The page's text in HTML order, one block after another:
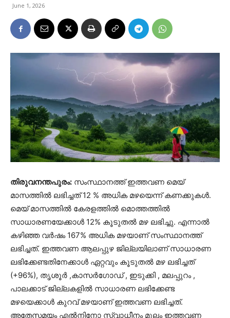
June 1, 2026
തിരുവനന്തപുരം: സംസ്ഥാനത്ത് ഇത്തവണ മെയ്
മാസത്തിൽ ലഭിച്ചത് 12 % അധിക മഴയെന്ന് കണക്കുകൾ.
മെയ് മാസത്തിൽ കേരളത്തിൽ മൊത്തത്തിൽ
സാധാരണയേക്കാൾ 12% കൂടുതൽ മഴ ലഭിച്ചു. എന്നാൽ
കഴിഞ്ഞ വർഷം 167% അധിക മഴയാണ് സംസ്ഥാനത്ത്
ലഭിച്ചത്. ഇത്തവണ ആലപ്പുഴ ജില്ലയിലാണ് സാധാരണ
ലഭിക്കേണ്ടതിനേക്കാൾ ഏറ്റവും കൂടുതൽ മഴ ലഭിച്ചത്
(+96%), തൃശൂർ ,കാസർഗോഡ് , ഇടുക്കി , മലപ്പുറം ,
പാലക്കാട് ജില്ലകളിൽ സാധാരണ ലഭിക്കേണ്ട
മഴയെക്കാൾ കുറവ് മഴയാണ് ഇത്തവണ ലഭിച്ചത്.
അതേസമയം എൽനിനോ സ്വാധീനം മൂലം ഇത്തവണ